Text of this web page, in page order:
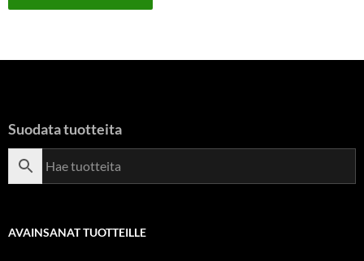
Suodata tuotteita
AVAINSANAT TUOTTEILLE